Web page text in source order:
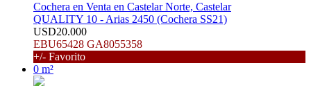
Cochera en Venta en Castelar Norte, Castelar
QUALITY 10 - Arias 2450 (Cochera SS21)
USD20.000
EBU65428 GA8055358
+/- Favorito
0 m²